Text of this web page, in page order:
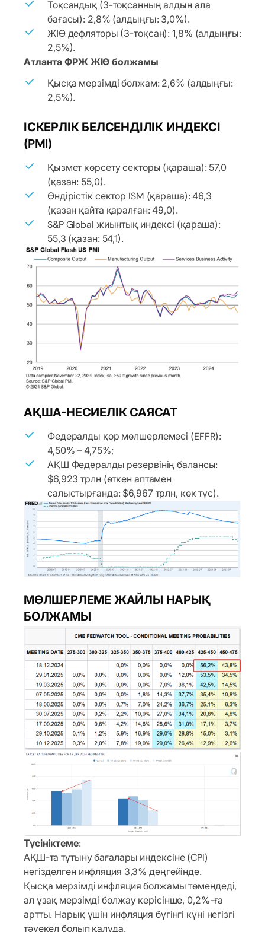
Тоқсандық (3-тоқсанның алдын ала
бағасы): 2,8% (алдыңғы: 3,0%).
ЖІӨ дефляторы (3-тоқсан): 1,8% (алдыңғы:
2,5%).
Атланта ФРЖ ЖІӨ болжамы
Қысқа мерзімді болжам: 2,6% (алдыңғы:
2,5%).
ІСКЕРЛІК БЕЛСЕНДІЛІК ИНДЕКСІ
(PMI)
Қызмет көрсету секторы (қараша): 57,0
(қазан: 55,0).
Өндірістік сектор ISM (қараша): 46,3
(қазан қайта қаралған: 49,0).
S&P Global жиынтық индексі (қараша):
55,3 (қазан: 54,1).
АҚША-НЕСИЕЛІК САЯСАТ
Федералды қор мөлшерлемесі (EFFR):
4,50% – 4,75%;
АҚШ Федералды резервінің балансы:
$6,923 трлн (өткен аптамен
салыстырғанда: $6,967 трлн, көк түс).
МӨЛШЕРЛЕМЕ ЖАЙЛЫ НАРЫҚ
БОЛЖАМЫ
Түсініктеме:
АҚШ-та тұтыну бағалары индексіне (CPI)
негізделген инфляция 3,3% деңгейінде.
Қысқа мерзімді инфляция болжамы төмендеді,
ал ұзақ мерзімді болжау керісінше, 0,2%-ға
артты. Нарық үшін инфляция бүгінгі күні негізгі
тәуекел болып қалуда.